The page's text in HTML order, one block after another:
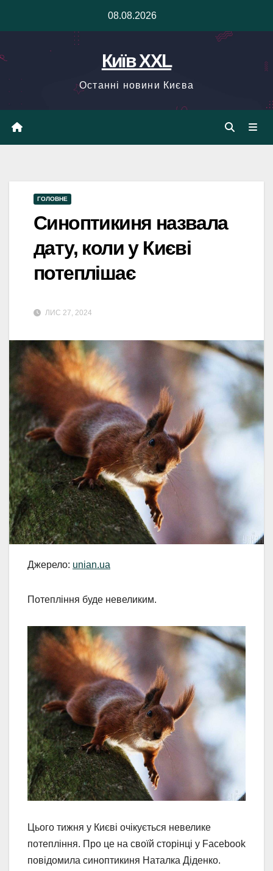
08.08.2026
Київ XXL
Останні новини Києва
ГОЛОВНЕ
Синоптикиня назвала
дату, коли у Києві
потеплішає
ЛИС 27, 2024
Джерело: unian.ua
Потепління буде невеликим.
Цього тижня у Києві очікується невелике
потепління. Про це на своїй сторінці у Facebook
повідомила синоптикиня Наталка Діденко.